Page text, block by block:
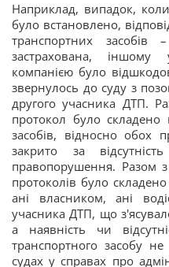
Наприклад, випадок,
було встановлено,
транспортних
застрахована, іншому
компанією було
звернулось до суду з
другого учасника ДТП.
протокол було складено
засобів, відносно обох
закрито за
правопорушення. Разом
протоколів було
ані власником, ані
учасника ДТП, що
а наявність чи
транспортного засобу
судах у справах про